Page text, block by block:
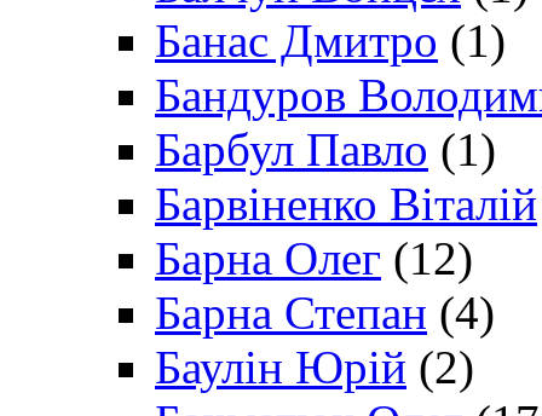
Банас Дмитро (1)
Бандуров
Барбул Павло (1)
Барвіненко Віталій
Барна Олег (12)
Барна Степан (4)
Баулін Юрій (2)